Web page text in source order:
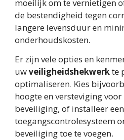
moeilijk om te vernietigen
de bestendigheid tegen
langere levensduur en
onderhoudskosten.
Er zijn vele opties en
uwveiligheidshekwerkte
optimaliseren. Kies
hoogte en versteviging
beveiliging, of installeer een
toegangscontrolesysteem
beveiliging toe te voegen.